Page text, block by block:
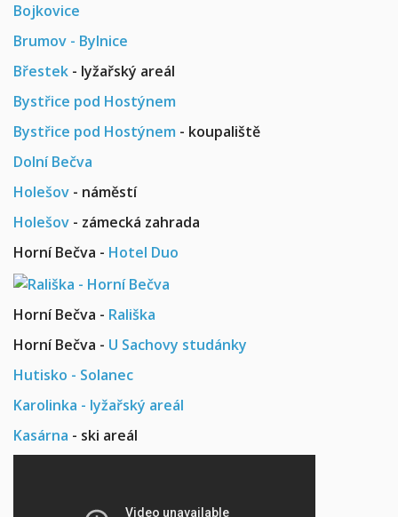
Bojkovice
Brumov - Bylnice
Břestek - lyžařský areál
Bystřice pod Hostýnem
Bystřice pod Hostýnem - koupaliště
Dolní Bečva
Holešov - náměstí
Holešov - zámecká zahrada
Horní Bečva - Hotel Duo
Horní Bečva - Rališka
Horní Bečva - U Sachovy studánky
Hutisko - Solanec
Karolinka - lyžařský areál
Kasárna - ski areál